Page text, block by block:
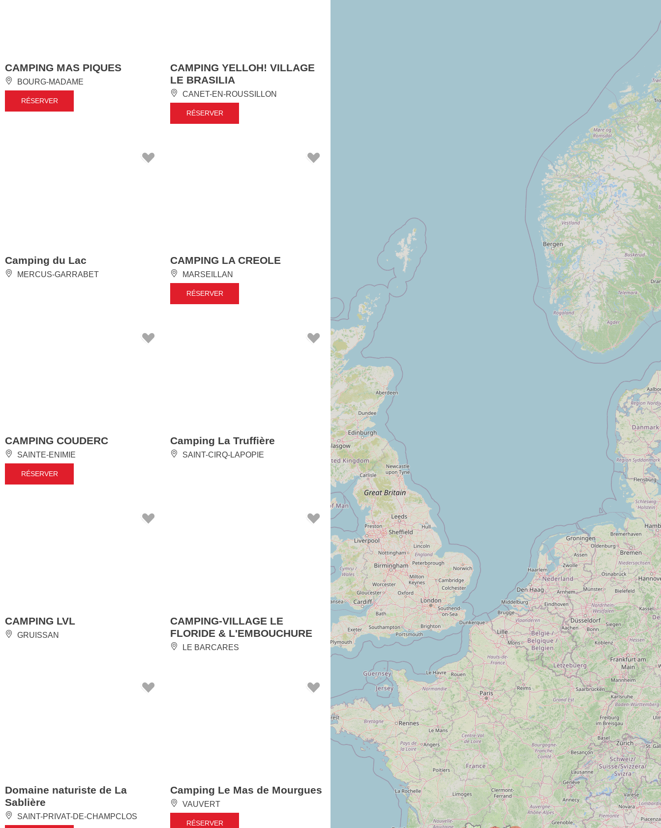
CAMPING MAS PIQUES
BOURG-MADAME
RÉSERVER
CAMPING YELLOH! VILLAGE
LE BRASILIA
CANET-EN-ROUSSILLON
RÉSERVER
Camping du Lac
MERCUS-GARRABET
CAMPING LA CREOLE
MARSEILLAN
RÉSERVER
CAMPING COUDERC
SAINTE-ENIMIE
RÉSERVER
Camping La Truffière
SAINT-CIRQ-LAPOPIE
CAMPING LVL
GRUISSAN
CAMPING-VILLAGE LE
FLORIDE & L'EMBOUCHURE
LE BARCARES
Domaine naturiste de La
Sablière
SAINT-PRIVAT-DE-CHAMPCLOS
Camping Le Mas de Mourgues
VAUVERT
RÉSERVER